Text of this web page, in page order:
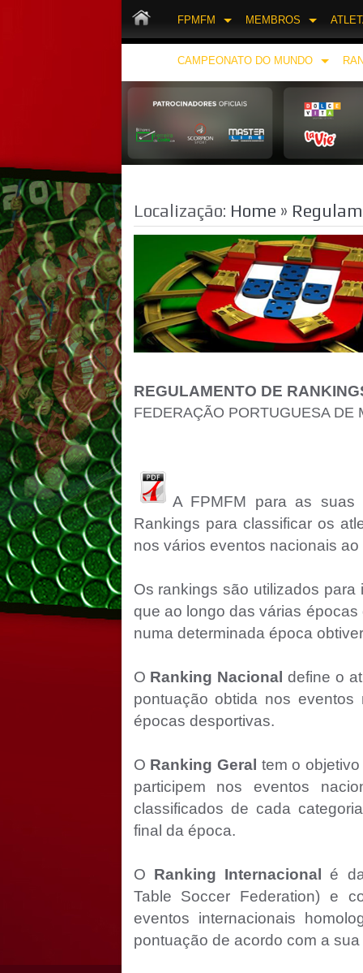
FPMFM MEMBROS
CAMPEONATO DO MUNDO
Localização: Home »
REGULAMENTO DE
FEDERAÇÃO PORTUGUESA DE
A FPMFM para as suas
Rankings para classificar os
nos vários eventos nacionais
Os rankings são utilizados
que ao longo das várias
numa determinada época
O Ranking Nacional define o
pontuação obtida nos
épocas desportivas.
O Ranking Geral tem o
participem nos eventos
classificados de cada
final da época.
O Ranking Internacional é
Table Soccer Federation) e
eventos internacionais
pontuação de acordo com a